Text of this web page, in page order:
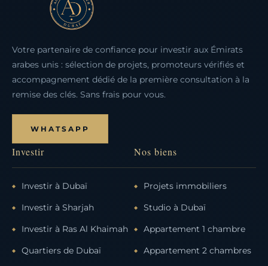
Votre partenaire de confiance pour investir aux Émirats
arabes unis : sélection de projets, promoteurs vérifiés et
accompagnement dédié de la première consultation à la
remise des clés. Sans frais pour vous.
WHATSAPP
Investir
Investir à Dubaï
Investir à Sharjah
Investir à Ras Al Khaimah
Quartiers de Dubaï
Nos biens
Projets immobiliers
Studio à Dubaï
Appartement 1 chambre
Appartement 2 chambres